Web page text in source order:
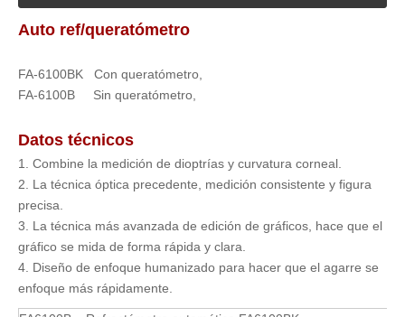
Auto ref/queratómetro
FA-6100BK Con queratómetro,
FA-6100B Sin queratómetro,
Datos técnicos
1. Combine la medición de dioptrías y curvatura corneal.
2. La técnica óptica precedente, medición consistente y figura
precisa.
3. La técnica más avanzada de edición de gráficos, hace que el
gráfico se mida de forma rápida y clara.
4. Diseño de enfoque humanizado para hacer que el agarre se
enfoque más rápidamente.